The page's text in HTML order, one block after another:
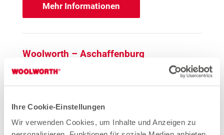
Ihre Cookie-Einstellungen
Wir verwenden Cookies, um Inhalte und Anzeigen zu
Mehr Informationen
Woolworth – Aschaffenburg
Frohsinnstraße 20
63739 Aschaffenburg
Entfernung